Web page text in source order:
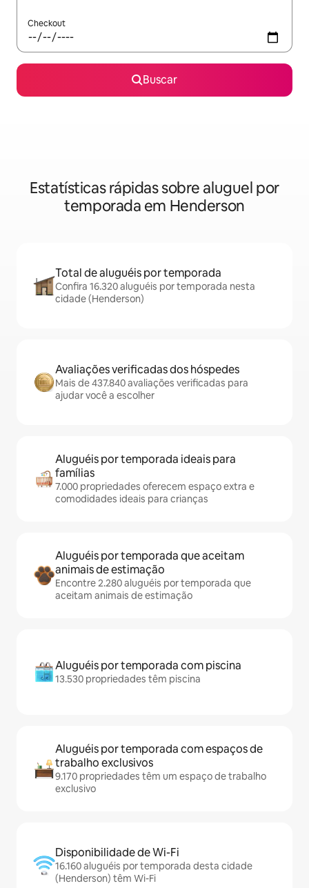
Checkout
Buscar
Estatísticas rápidas sobre aluguel por
temporada em Henderson
Total de aluguéis por temporada
Confira 16.320 aluguéis por temporada nesta
cidade (Henderson)
Avaliações verificadas dos hóspedes
Mais de 437.840 avaliações verificadas para
ajudar você a escolher
Aluguéis por temporada ideais para
famílias
7.000 propriedades oferecem espaço extra e
comodidades ideais para crianças
Aluguéis por temporada que aceitam
animais de estimação
Encontre 2.280 aluguéis por temporada que
aceitam animais de estimação
Aluguéis por temporada com piscina
13.530 propriedades têm piscina
Aluguéis por temporada com espaços de
trabalho exclusivos
9.170 propriedades têm um espaço de trabalho
exclusivo
Disponibilidade de Wi-Fi
16.160 aluguéis por temporada desta cidade
(Henderson) têm Wi-Fi